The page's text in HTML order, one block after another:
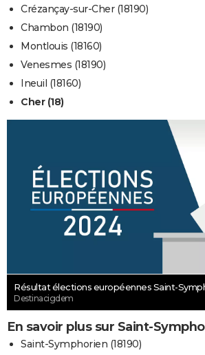
Crézançay-sur-Cher (18190)
Chambon (18190)
Montlouis (18160)
Venesmes (18190)
Ineuil (18160)
Cher (18)
Résultat élections européennes Saint-
Destinacigdem
En savoir plus sur Saint-
Saint-Symphorien (18190)